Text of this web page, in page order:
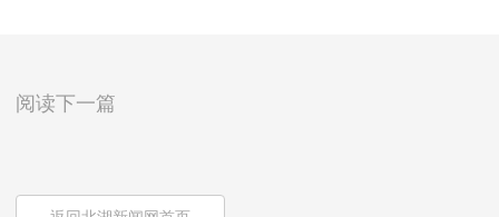
阅读下一篇